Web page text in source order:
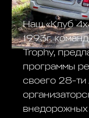
Наш «Клуб
1993г.
Trophy,
программы
своего 28-ти
внедорожных